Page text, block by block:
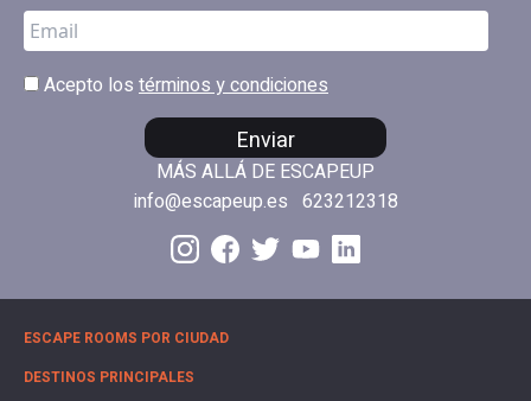
Acepto los términos y condiciones
Enviar
MÁS ALLÁ DE ESCAPEUP
info@escapeup.es 623212318
ESCAPE ROOMS POR CIUDAD
DESTINOS PRINCIPALES